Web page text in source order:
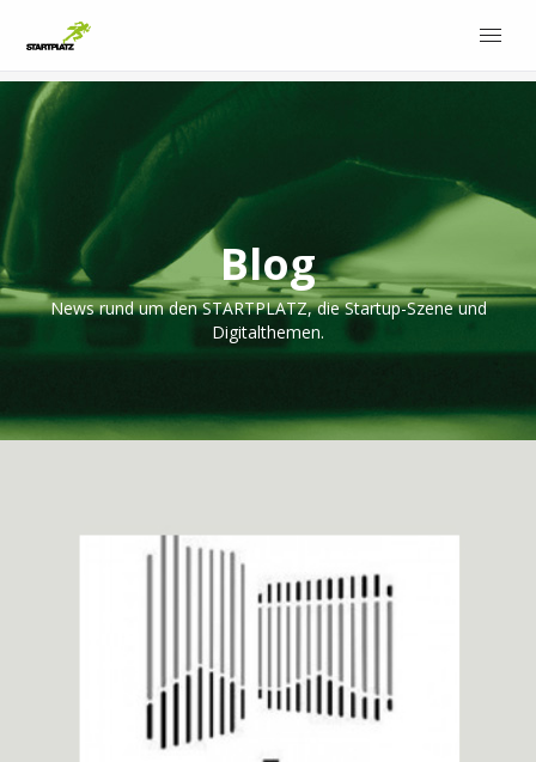
Blog
News rund um den STARTPLATZ, die Startup-Szene und
Digitalthemen.